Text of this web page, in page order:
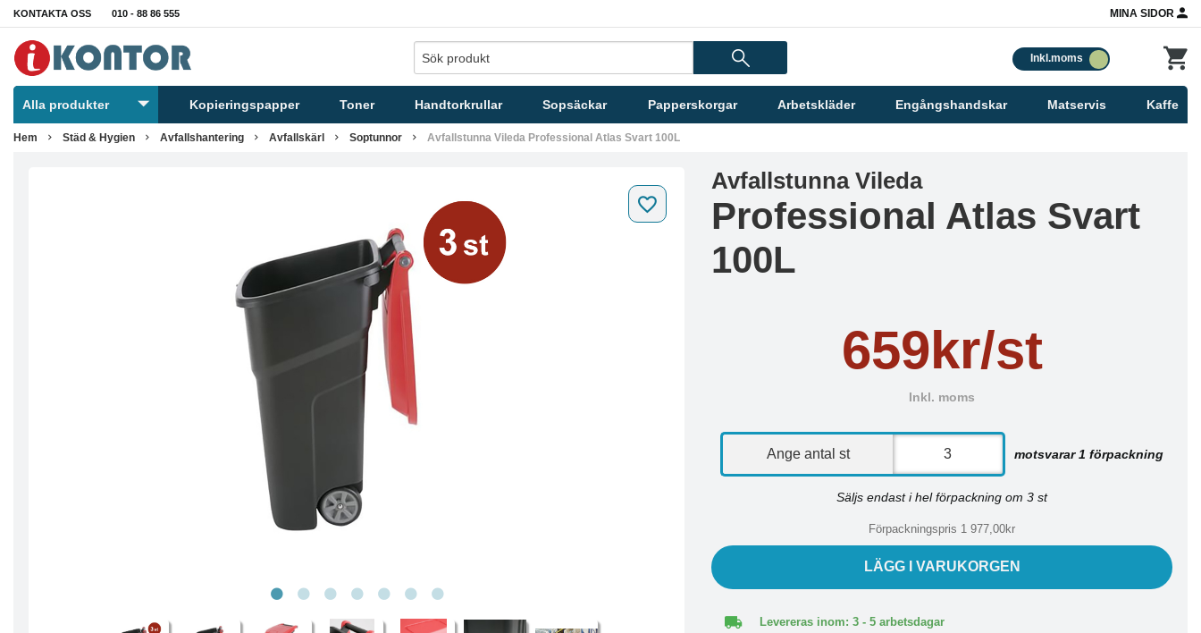
KONTAKTA OSS 010 - 88 86 555 MINA SIDOR
Inkl.moms
Alla produkter Kopieringspapper Toner Handtorkrullar Sopsäckar Papperskorgar Arbetskläder Engångshandskar Matservis Kaffe
Hem Städ & Hygien Avfallshantering Avfallskärl Soptunnor Avfallstunna Vileda Professional Atlas Svart 100L
Avfallstunna Vileda
Professional Atlas Svart
100L
659kr/st
Inkl. moms
Ange antal st motsvarar 1 förpackning
Säljs endast i hel förpackning om 3 st
Förpackningspris 1 977,00kr
LÄGG I VARUKORGEN
Levereras inom: 3 - 5 arbetsdagar